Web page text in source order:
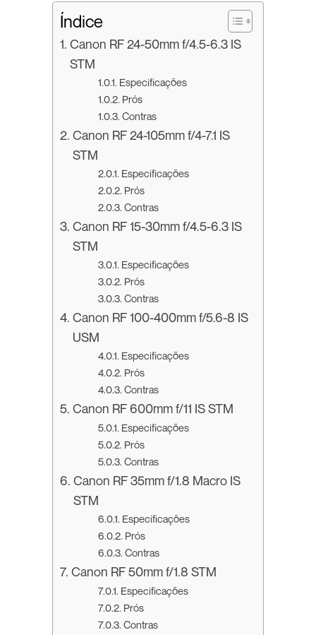
Índice
Canon RF 24-50mm f/4.5-6.3 IS
STM
Especificações
Prós
Contras
Canon RF 24-105mm f/4-7.1 IS
STM
Especificações
Prós
Contras
Canon RF 15-30mm f/4.5-6.3 IS
STM
Especificações
Prós
Contras
Canon RF 100-400mm f/5.6-8 IS
USM
Especificações
Prós
Contras
Canon RF 600mm f/11 IS STM
Especificações
Prós
Contras
Canon RF 35mm f/1.8 Macro IS
STM
Especificações
Prós
Contras
Canon RF 50mm f/1.8 STM
Especificações
Prós
Contras